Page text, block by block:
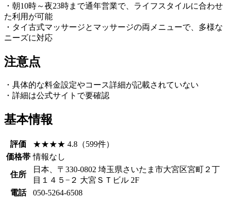
・朝10時～夜23時まで通年営業で、ライフスタイルに合わせ
た利用が可能
・タイ古式マッサージとマッサージの両メニューで、多様な
ニーズに対応
注意点
・具体的な料金設定やコース詳細が記載されていない
・詳細は公式サイトで要確認
基本情報
評価
★★★★ 4.8（599件）
価格帯 情報なし
住所
日本、〒330-0802 埼玉県さいたま市大宮区宮町２丁
目１４５−２ 大宮ＳＴビル 2F
電話
050-5264-6508